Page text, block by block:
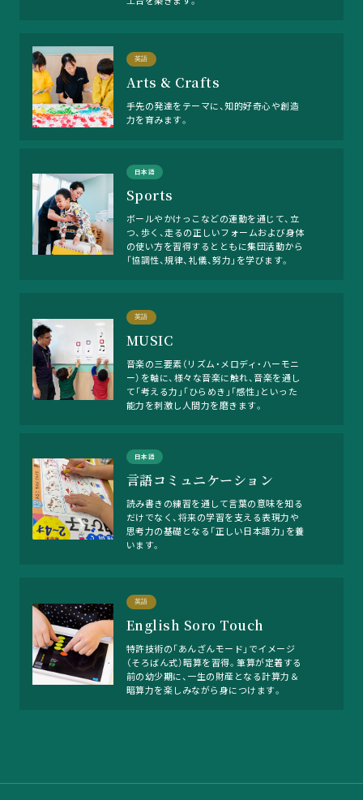
英語
Arts & Crafts
手先の発達をテーマに、知的好奇心や創造
力を育みます。
日本語
Sports
ボールやかけっこなどの運動を通じて、立
つ、歩く、走るの正しいフォームおよび身体
の使い方を習得するとともに集団活動から
「協調性、規律、礼儀、努力」を学びます。
英語
MUSIC
音楽の三要素（リズム・メロディ・ハーモニ
ー）を軸に、様々な音楽に触れ、音楽を通し
て「考える力」「ひらめき」「感性」といった
能力を刺激し人間力を磨きます。
日本語
言語コミュニケーション
読み書きの練習を通して言葉の意味を知る
だけでなく、将来の学習を支える表現力や
思考力の基礎となる「正しい日本語力」を養
います。
英語
English Soro Touch
特許技術の「あんざんモード」でイメージ
（そろばん式）暗算を習得。筆算が定着する
前の幼少期に、一生の財産となる計算力＆
暗算力を楽しみながら身につけます。